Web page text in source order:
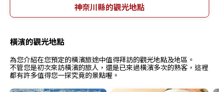
神奈川縣的觀光地點
橫濱的觀光地點
為您介紹在您預定的橫濱旅途中值得拜訪的觀光地點及地區。
不管您是初次來訪橫濱的旅人，還是已來過橫濱多次的熟客，這裡
都有許多值得您一探究竟的景點喔。